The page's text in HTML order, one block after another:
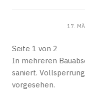
17.
Seite 1 von 2
In mehreren
saniert.
vorgesehen.